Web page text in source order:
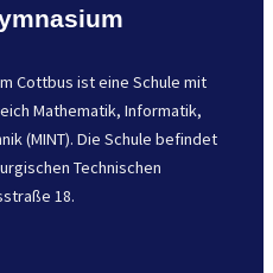
Cottbus ist eine Schule mit
Mathematik, Informatik,
(MINT). Die Schule befindet
Technischen
18.